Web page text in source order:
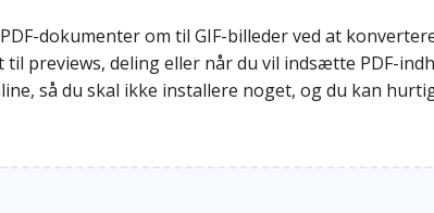
dokumenter om til GIF-billeder ved at
previews, deling eller når du vil indsætte PDF-
så du skal ikke installere noget, og du kan